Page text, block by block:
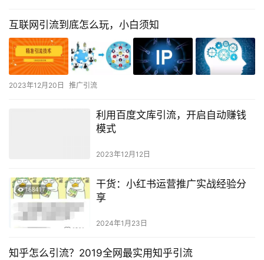
互联网引流到底怎么玩，小白须知
2023年12月20日 推广引流
利用百度文库引流，开启自动赚钱
模式
2023年12月12日
干货：小红书运营推广实战经验分
享
2024年1月23日
知乎怎么引流？2019全网最实用知乎引流